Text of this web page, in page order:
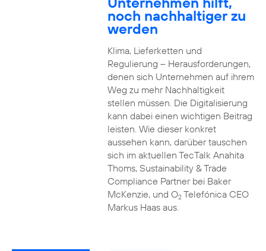
noch nachhaltiger zu
werden
Klima, Lieferketten und
Regulierung – Herausforderungen,
denen sich Unternehmen auf ihrem
Weg zu mehr Nachhaltigkeit
stellen müssen. Die Digitalisierung
kann dabei einen wichtigen Beitrag
leisten. Wie dieser konkret
aussehen kann, darüber tauschen
sich im aktuellen TecTalk Anahita
Thoms, Sustainability & Trade
Compliance Partner bei Baker
McKenzie, und O2Telefónica CEO
Markus Haas aus.